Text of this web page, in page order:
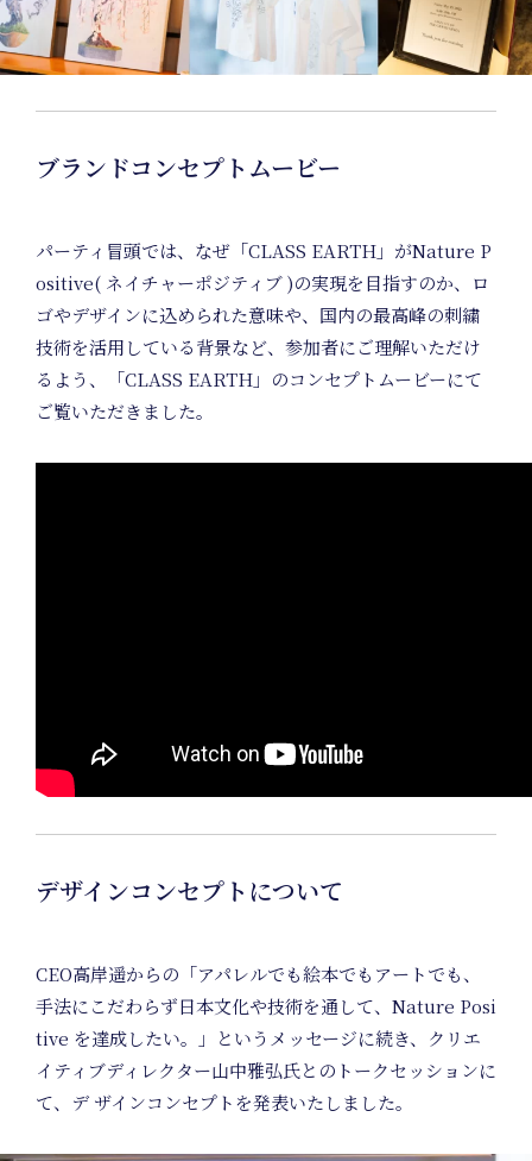
ブランドコンセプトムービー
パーティ冒頭では、なぜ「CLASS EARTH」がNature P
ositive( ネイチャーポジティブ )の実現を目指すのか、ロ
ゴやデザインに込められた意味や、国内の最高峰の刺繍
技術を活用している背景など、参加者にご理解いただけ
るよう、「CLASS EARTH」のコンセプトムービーにて
ご覧いただきました。
デザインコンセプトについて
CEO高岸遥からの「アパレルでも絵本でもアートでも、
手法にこだわらず日本文化や技術を通して、Nature Posi
tive を達成したい。」というメッセージに続き、クリエ
イティブディレクター山中雅弘氏とのトークセッションに
て、デ ザインコンセプトを発表いたしました。